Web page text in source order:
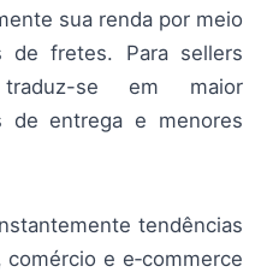
sua renda por meio
de fretes. Para sellers
se em maior
de entrega e menores
tendências
e e‑commerce